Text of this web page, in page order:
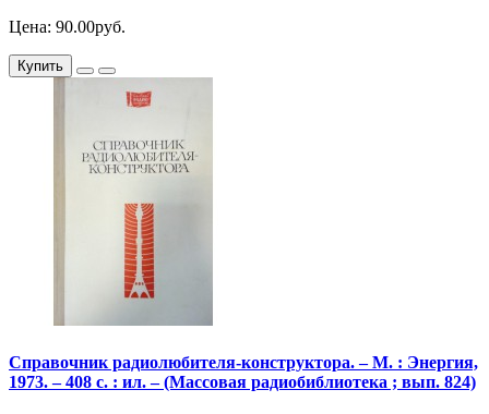
Цена: 90.00руб.
Купить
Справочник радиолюбителя-конструктора. – М. : Энергия,
1973. – 408 с. : ил. – (Массовая радиобиблиотека ; вып. 824)